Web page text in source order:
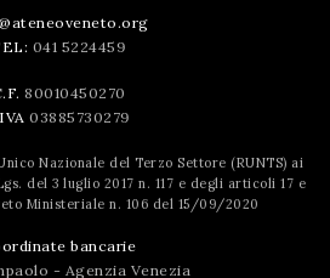
041 5224459
80010450270
03885730279
Nazionale del Terzo Settore (RUNTS) ai
del 3 luglio 2017 n. 117 e degli articoli 17 e
Ministeriale n. 106 del 15/09/2020
bancarie
- Agenzia Venezia